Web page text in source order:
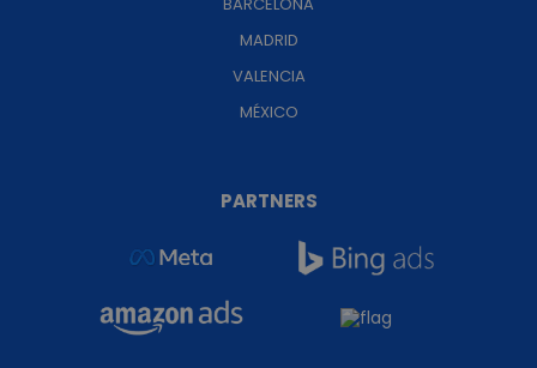
MADRID
VALENCIA
MÉXICO
PARTNERS